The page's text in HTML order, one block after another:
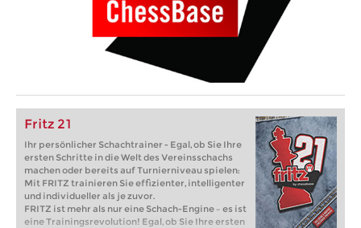
Fritz 21
Ihr persönlicher Schachtrainer - Egal, ob Sie Ihre
ersten Schritte in die Welt des Vereinsschachs
machen oder bereits auf Turnierniveau spielen:
Mit FRITZ trainieren Sie effizienter, intelligenter
und individueller als je zuvor.
FRITZ ist mehr als nur eine Schach-Engine – es ist
eine Trainingsrevolution! Egal, ob Sie Ihre ersten